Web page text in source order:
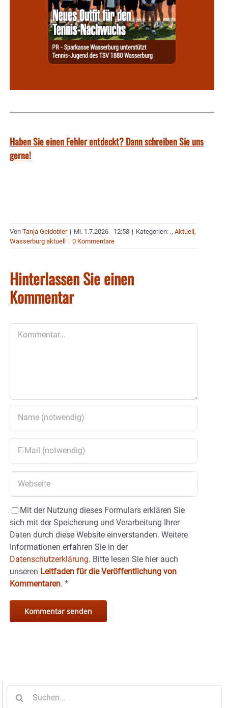
Haben Sie einen Fehler entdeckt? Dann schreiben Sie uns
gerne!
Von Tanja Geidobler | Mi. 1.7.2026 - 12:58 | Kategorien: ., Aktuell ,
Wasserburg aktuell
| 0 Kommentare
Hinterlassen Sie einen
Kommentar
Mit der Nutzung dieses Formulars erklären Sie
sich mit der Speicherung und Verarbeitung Ihrer
Daten durch diese Website einverstanden. Weitere
Informationen erfahren Sie in der
Datenschutzerklärung. Bitte lesen Sie hier auch
unseren Leitfaden für die Veröffentlichung von
Kommentaren. *
nach: